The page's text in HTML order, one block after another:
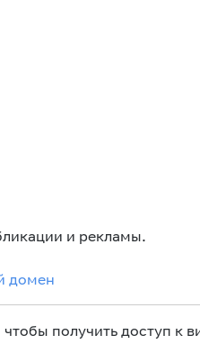
и рекламы.
домен
чтобы получить доступ к